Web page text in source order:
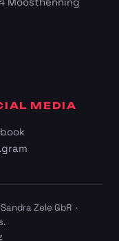
MEDIA
Zele GbR ·